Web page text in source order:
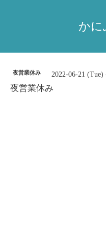
かに
夜営業休み 2022-06-21
夜営業休み